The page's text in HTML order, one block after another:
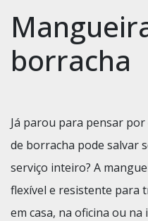
borracha
Já parou para pensar
de borracha pode salvar
serviço inteiro? A
flexível e resistente para
em casa, na oficina ou